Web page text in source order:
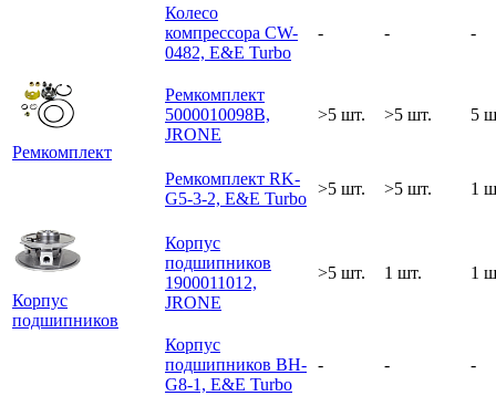
Колесо
компрессора CW-
0482, E&E Turbo
- - -
Ремкомплект
Ремкомплект
5000010098B,
JRONE
>5 шт. >5 шт. 5
Ремкомплект RK-
G5-3-2, E&E Turbo
>5 шт. >5 шт. 1
Корпус
подшипников
Корпус
подшипников
1900011012,
JRONE
>5 шт. 1 шт. 1
Корпус
подшипников BH-
G8-1, E&E Turbo
- - -